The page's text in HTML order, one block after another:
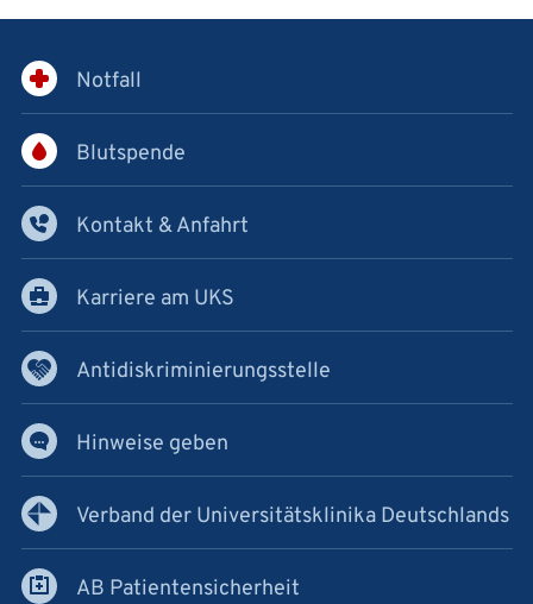
Notfall
Blutspende
Kontakt & Anfahrt
Karriere am UKS
Antidiskriminierungsstelle
Hinweise geben
Verband der Universitätsklinika Deutschlands
AB Patientensicherheit